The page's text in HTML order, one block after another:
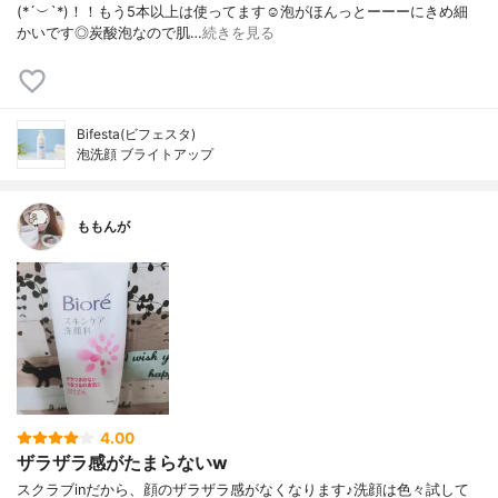
(*´︶`*)！！もう5本以上は使ってます☺️泡がほんっとーーーにきめ細
かいです◎炭酸泡なので肌…続きを見る
Bifesta(ビフェスタ)
泡洗顔 ブライトアップ
ももんが
4.00
ザラザラ感がたまらないw
スクラブinだから、顔のザラザラ感がなくなります♪洗顔は色々試して